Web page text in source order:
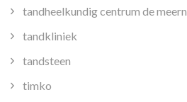
tandheelkundig centrum de meern
tandkliniek
tandsteen
timko